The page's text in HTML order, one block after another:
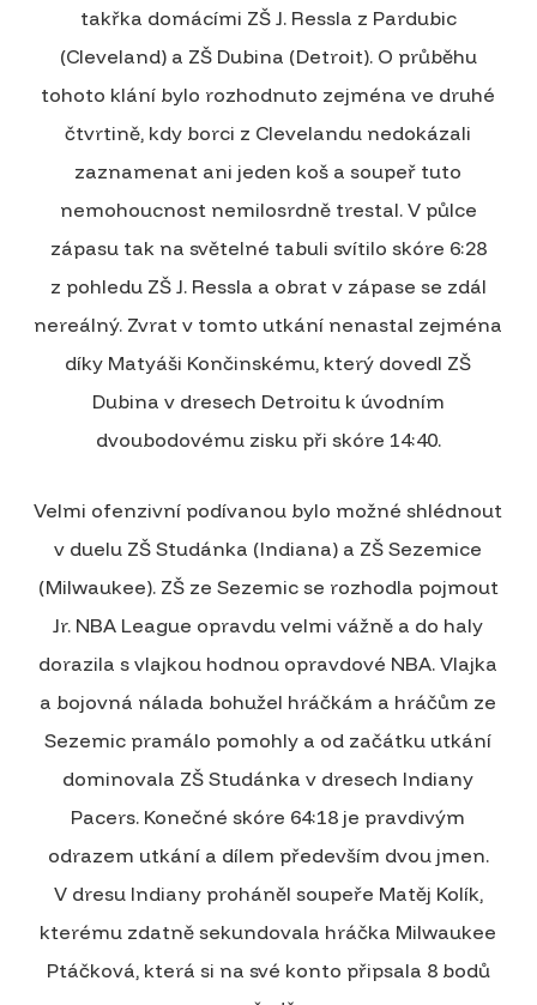
takřka domácími ZŠ J. Ressla z Pardubic
(Cleveland) a ZŠ Dubina (Detroit). O průběhu
tohoto klání bylo rozhodnuto zejména ve druhé
čtvrtině, kdy borci z Clevelandu nedokázali
zaznamenat ani jeden koš a soupeř tuto
nemohoucnost nemilosrdně trestal. V půlce
zápasu tak na světelné tabuli svítilo skóre 6:28
z pohledu ZŠ J. Ressla a obrat v zápase se zdál
nereálný. Zvrat v tomto utkání nenastal zejména
díky Matyáši Končinskému, který dovedl ZŠ
Dubina v dresech Detroitu k úvodním
dvoubodovému zisku při skóre 14:40.
Velmi ofenzivní podívanou bylo možné shlédnout
v duelu ZŠ Studánka (Indiana) a ZŠ Sezemice
(Milwaukee). ZŠ ze Sezemic se rozhodla pojmout
Jr. NBA League opravdu velmi vážně a do haly
dorazila s vlajkou hodnou opravdové NBA. Vlajka
a bojovná nálada bohužel hráčkám a hráčům ze
Sezemic pramálo pomohly a od začátku utkání
dominovala ZŠ Studánka v dresech Indiany
Pacers. Konečné skóre 64:18 je pravdivým
odrazem utkání a dílem především dvou jmen.
V dresu Indiany proháněl soupeře Matěj Kolík,
kterému zdatně sekundovala hráčka Milwaukee
Ptáčková, která si na své konto připsala 8 bodů